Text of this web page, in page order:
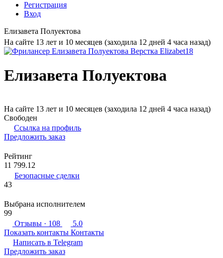
Регистрация
Вход
Елизавета Полуектова
На сайте 13 лет и 10 месяцев (заходила 12 дней 4 часа назад)
Елизавета Полуектова
На сайте 13 лет и 10 месяцев (заходила 12 дней 4 часа назад)
Свободен
Ссылка на профиль
Предложить заказ
Рейтинг
11 799.12
Безопасные сделки
43
Выбрана исполнителем
99
Отзывы · 108
5.0
Показать контакты Контакты
Написать в Telegram
Предложить заказ